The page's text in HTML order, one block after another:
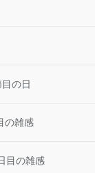
の日
の雑感
目の雑感